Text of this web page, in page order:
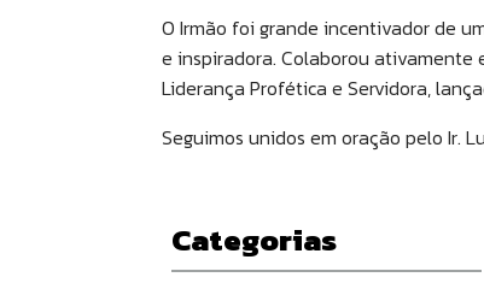
O Irmão foi grande incentivador de
e inspiradora. Colaborou ativamente
Liderança Profética e Servidora,
Seguimos unidos em oração pelo Ir.
Categorias